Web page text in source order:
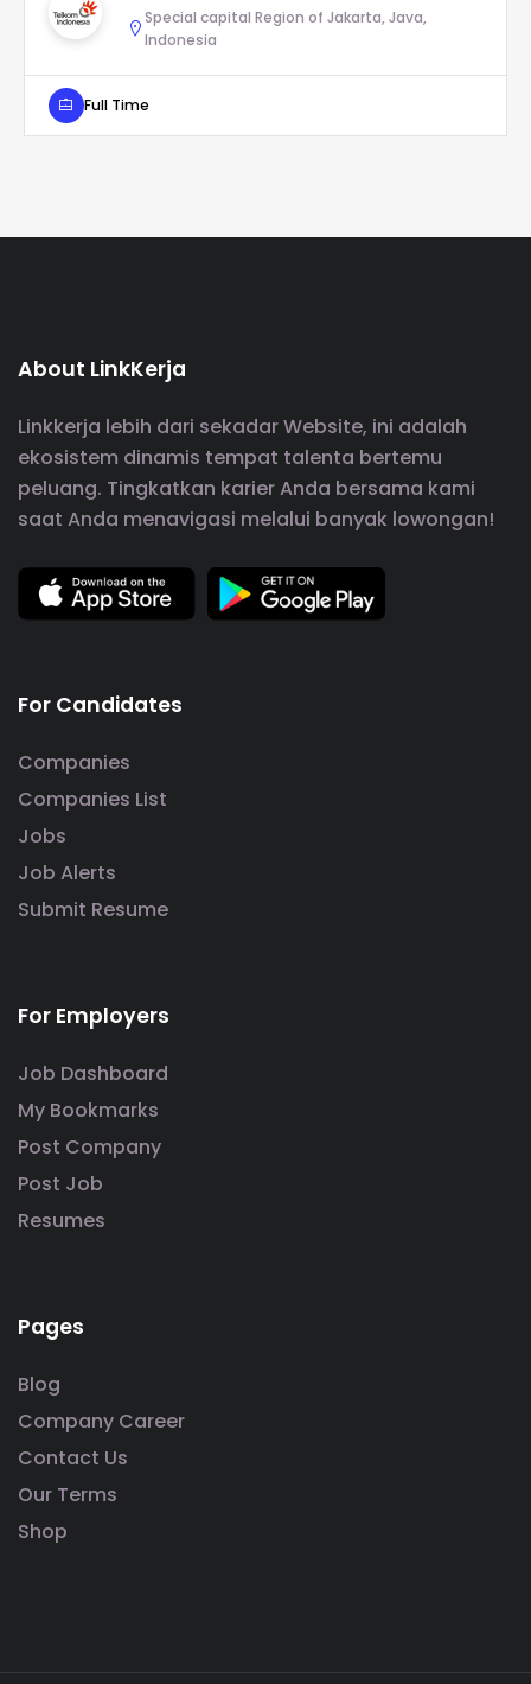
Special capital Region of Jakarta, Java,
Indonesia
Full Time
About LinkKerja
Linkkerja lebih dari sekadar Website, ini adalah
ekosistem dinamis tempat talenta bertemu
peluang. Tingkatkan karier Anda bersama kami
saat Anda menavigasi melalui banyak lowongan!
For Candidates
Companies
Companies List
Jobs
Job Alerts
Submit Resume
For Employers
Job Dashboard
My Bookmarks
Post Company
Post Job
Resumes
Pages
Blog
Company Career
Contact Us
Our Terms
Shop